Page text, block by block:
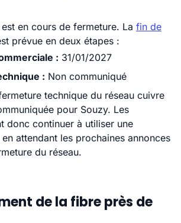
en cours de fermeture. La fin de
prévue en deux étapes :
: 31/01/2027
: Non communiqué
technique du réseau cuivre
pour Souzy. Les
donc continuer à utiliser une
attendant les prochaines annonces
du réseau.
de la fibre près de